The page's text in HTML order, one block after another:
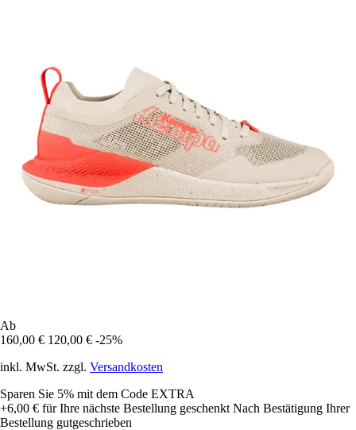
Ab
160,00 € 120,00 € -25%
inkl. MwSt. zzgl. Versandkosten
Sparen Sie 5% mit dem Code EXTRA
+6,00 € für Ihre nächste Bestellung geschenkt Nach Bestätigung Ihrer
Bestellung gutgeschrieben